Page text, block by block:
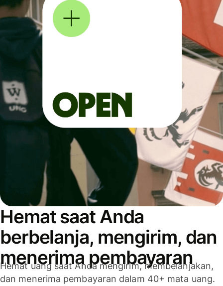
Hemat saat Anda
berbelanja, mengirim, dan
menerima pembayaran
Hemat uang saat Anda mengirim, membelanjakan,
dan menerima pembayaran dalam 40+ mata uang.